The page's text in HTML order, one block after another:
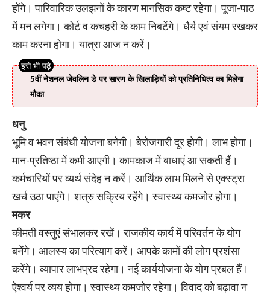
होंगे। पारिवारिक उलझनों के कारण मानसिक कष्ट रहेगा। पूजा-पाठ
में मन लगेगा। कोर्ट व कचहरी के काम निबटेंगे। धैर्य एवं संयम रखकर
काम करना होगा। यात्रा आज न करें।
5वीं नेशनल जेवलिन डे पर सारण के खिलाड़ियों को प्रतिनिधित्व का मिलेगा
मौका
धनु
भूमि व भवन संबंधी योजना बनेगी। बेरोजगारी दूर होगी। लाभ होगा।
मान-प्रतिष्ठा में कमी आएगी। कामकाज में बाधाएं आ सकती हैं।
कर्मचारियों पर व्यर्थ संदेह न करें। आर्थिक लाभ मिलने से एक्स्ट्रा
खर्च उठा पाएंगे। शत्रु सक्रिय रहेंगे। स्वास्थ्य कमजोर होगा।
मकर
कीमती वस्तुएं संभालकर रखें। राजकीय कार्य में परिवर्तन के योग
बनेंगे। आलस्य का परित्याग करें। आपके कामों की लोग प्रशंसा
करेंगे। व्यापार लाभप्रद रहेगा। नई कार्ययोजना के योग प्रबल हैं।
ऐश्वर्य पर व्यय होगा। स्वास्थ्‍य कमजोर रहेगा। विवाद को बढ़ावा न